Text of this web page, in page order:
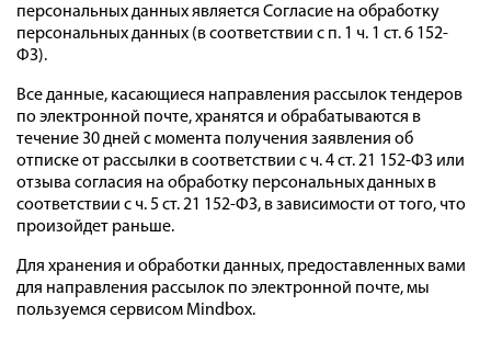
персональных данных является Согласие на обработку
персональных данных (в соответствии с п. 1 ч. 1 ст. 6 152-
ФЗ).
Все данные, касающиеся направления рассылок тендеров
по электронной почте, хранятся и обрабатываются в
течение 30 дней с момента получения заявления об
отписке от рассылки в соответствии с ч. 4 ст. 21 152-ФЗ или
отзыва согласия на обработку персональных данных в
соответствии с ч. 5 ст. 21 152-ФЗ, в зависимости от того, что
произойдет раньше.
Для хранения и обработки данных, предоставленных вами
для направления рассылок по электронной почте, мы
пользуемся сервисом Mindbox.